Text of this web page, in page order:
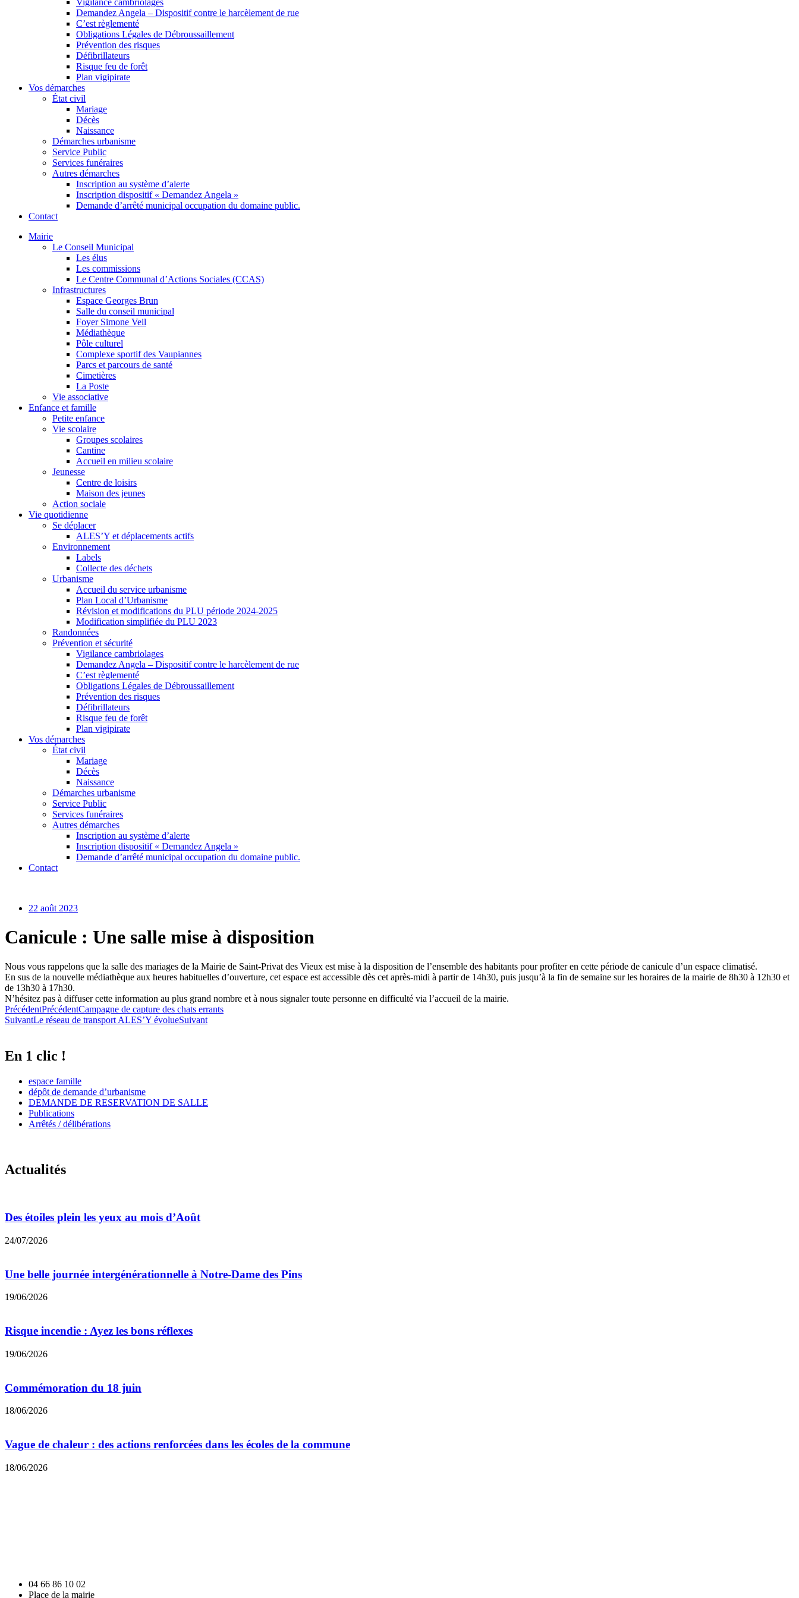
Vigilance cambriolages
Demandez Angela – Dispositif contre le harcèlement de rue
C’est règlementé
Obligations Légales de Débroussaillement
Prévention des risques
Défibrillateurs
Risque feu de forêt
Plan vigipirate
Vos démarches
État civil
Mariage
Décès
Naissance
Démarches urbanisme
Service Public
Services funéraires
Autres démarches
Inscription au système d’alerte
Inscription dispositif « Demandez Angela »
Demande d’arrêté municipal occupation du domaine public.
Contact
Mairie
Le Conseil Municipal
Les élus
Les commissions
Le Centre Communal d’Actions Sociales (CCAS)
Infrastructures
Espace Georges Brun
Salle du conseil municipal
Foyer Simone Veil
Médiathèque
Pôle culturel
Complexe sportif des Vaupiannes
Parcs et parcours de santé
Cimetières
La Poste
Vie associative
Enfance et famille
Petite enfance
Vie scolaire
Groupes scolaires
Cantine
Accueil en milieu scolaire
Jeunesse
Centre de loisirs
Maison des jeunes
Action sociale
Vie quotidienne
Se déplacer
ALES’Y et déplacements actifs
Environnement
Labels
Collecte des déchets
Urbanisme
Accueil du service urbanisme
Plan Local d’Urbanisme
Révision et modifications du PLU période 2024-2025
Modification simplifiée du PLU 2023
Randonnées
Prévention et sécurité
Vigilance cambriolages
Demandez Angela – Dispositif contre le harcèlement de rue
C’est règlementé
Obligations Légales de Débroussaillement
Prévention des risques
Défibrillateurs
Risque feu de forêt
Plan vigipirate
Vos démarches
État civil
Mariage
Décès
Naissance
Démarches urbanisme
Service Public
Services funéraires
Autres démarches
Inscription au système d’alerte
Inscription dispositif « Demandez Angela »
Demande d’arrêté municipal occupation du domaine public.
Contact
22 août 2023
Canicule : Une salle mise à disposition
Nous vous rappelons que la salle des mariages de la Mairie de Saint-Privat des Vieux est mise à la disposition de l’ensemble des habitants pour profiter en cette période de canicule d’un espace climatisé.
En sus de la nouvelle médiathèque aux heures habituelles d’ouverture, cet espace est accessible dès cet après-midi à partir de 14h30, puis jusqu’à la fin de semaine sur les horaires de la mairie de 8h30 à 12h30 et
de 13h30 à 17h30.
N’hésitez pas à diffuser cette information au plus grand nombre et à nous signaler toute personne en difficulté via l’accueil de la mairie.
PrécédentPrécédentCampagne de capture des chats errants
SuivantLe réseau de transport ALES’Y évolueSuivant
En 1 clic !
espace famille
dépôt de demande d’urbanisme
DEMANDE DE RESERVATION DE SALLE
Publications
Arrêtés / délibérations
Actualités
Des étoiles plein les yeux au mois d’Août
24/07/2026
Une belle journée intergénérationnelle à Notre-Dame des Pins
19/06/2026
Risque incendie : Ayez les bons réflexes
19/06/2026
Commémoration du 18 juin
18/06/2026
Vague de chaleur : des actions renforcées dans les écoles de la commune
18/06/2026
04 66 86 10 02
Place de la mairie